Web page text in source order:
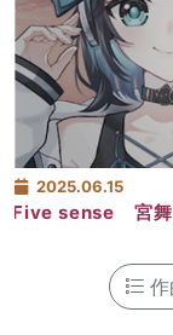
2025.06.15
Five sense 宮舞
作